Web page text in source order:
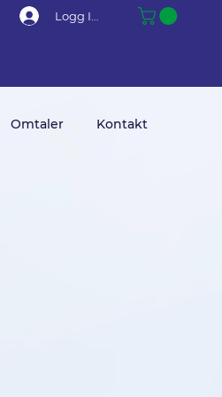
Logg Inn
Omtaler Kontakt